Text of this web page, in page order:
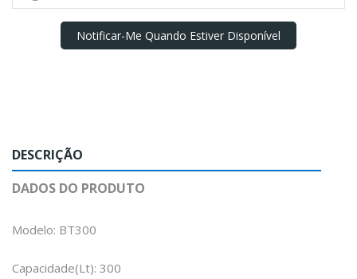
Notificar-Me Quando Estiver Disponível
DESCRIÇÃO
DADOS DO PRODUTO
Modelo: BT300
Capacidade(Lt): 300